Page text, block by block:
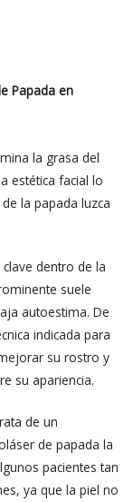
Papada en
la grasa del
estética facial lo
la papada luzca
dentro de la
suele
autoestima. De
indicada para
su rostro y
su apariencia.
de un
de papada la
pacientes tan
ya que la piel no